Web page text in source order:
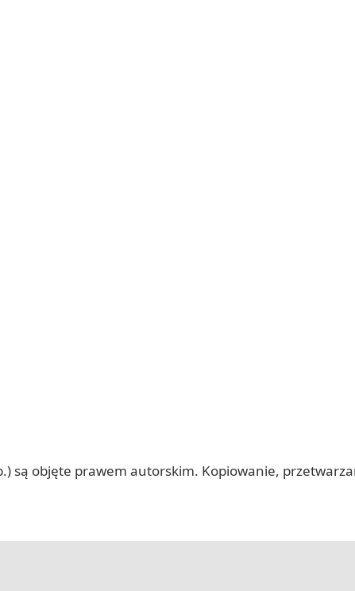
są objęte prawem autorskim. Kopiowanie,